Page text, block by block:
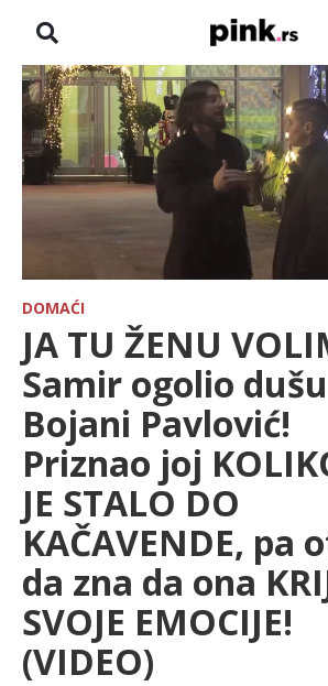
NASLOVNA
VESTI
ZADRUGA
HRONIKA
FARMERI
TV
SPORT
LIFESTYLE
EXTRA
DOMAĆI
JA TU ŽENU
Samir ogolio dušu
Bojani Pavlović!
Priznao joj
JE STALO DO
KAČAVENDE, pa
da zna da ona
SVOJE EMOCIJE!
(VIDEO)